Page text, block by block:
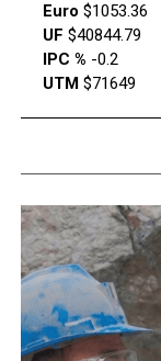
Euro $1053.36
UF $40844.79
IPC % -0.2
UTM$71649